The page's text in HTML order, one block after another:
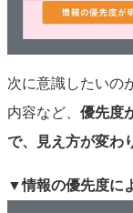
次に意識したいの
内容など、 優先度
で、見え方が変わ
▼情報の優先度に